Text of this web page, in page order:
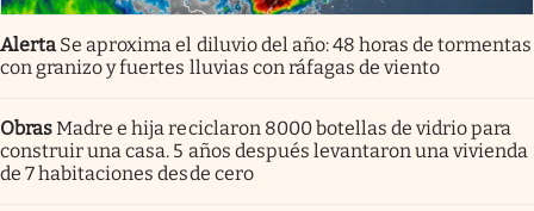
Alerta Se aproxima el diluvio del año: 48 horas de tormentas
con granizo y fuertes lluvias con ráfagas de viento
ObrasMadre e hija reciclaron 8000 botellas de vidrio para
construir una casa. 5 años después levantaron una vivienda
de 7 habitaciones desde cero